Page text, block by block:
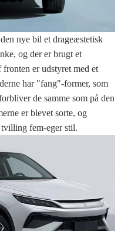
nye bil et drageæstetisk
og der er brugt et
er udstyret med et
har "fang"-former, som
de samme som på den
er blevet sorte, og
fem-eger stil.